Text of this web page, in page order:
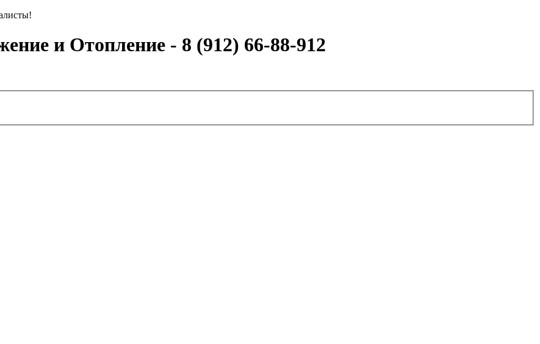
и Отопление - 8 (912) 66-88-912